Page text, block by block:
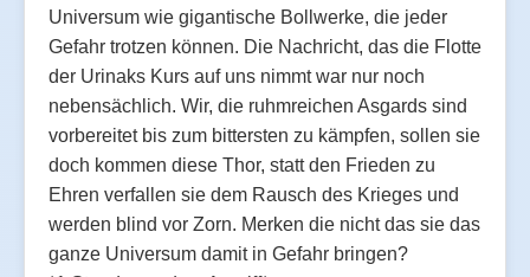
Universum wie gigantische Bollwerke, die jeder
Gefahr trotzen können. Die Nachricht, das die Flotte
der Urinaks Kurs auf uns nimmt war nur noch
nebensächlich. Wir, die ruhmreichen Asgards sind
vorbereitet bis zum bittersten zu kämpfen, sollen sie
doch kommen diese Thor, statt den Frieden zu
Ehren verfallen sie dem Rausch des Krieges und
werden blind vor Zorn. Merken die nicht das sie das
ganze Universum damit in Gefahr bringen?